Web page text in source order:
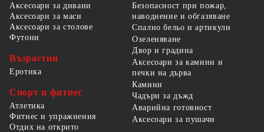
Аксесоари за дивани
Аксесоари за маси
Аксесоари за столове
Футони
Възрастни
Еротика
Спорт и фитнес
Атлетика
Фитнес и упражнения
Отдих на открито
Безопасност при пожар,
наводнение и обгазяване
Спално бельо и артикули
Озеленяване
Двор и градина
Аксесоари за камини и
печки на дърва
Камини
Чадъри за дъжд
Аварийна готовност
Аксесоари за пушачи